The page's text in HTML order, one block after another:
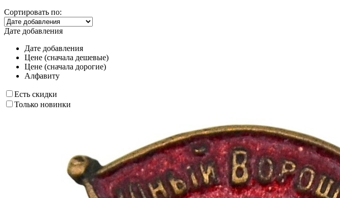
Сортировать по:
Дате добавления
Дате добавления
Цене (сначала дешевые)
Цене (сначала дорогие)
Алфавиту
Есть скидки
Только новинки